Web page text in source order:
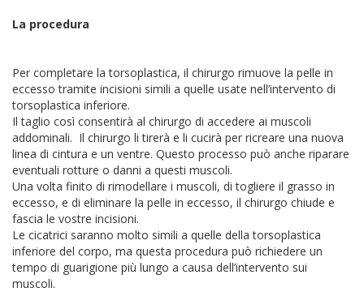
La procedura
Per completare la torsoplastica, il chirurgo rimuove la pelle in
eccesso tramite incisioni simili a quelle usate nell’intervento di
torsoplastica inferiore.
Il taglio così consentirà al chirurgo di accedere ai muscoli
addominali. Il chirurgo li tirerà e li cucirà per ricreare una nuova
linea di cintura e un ventre. Questo processo può anche riparare
eventuali rotture o danni a questi muscoli.
Una volta finito di rimodellare i muscoli, di togliere il grasso in
eccesso, e di eliminare la pelle in eccesso, il chirurgo chiude e
fascia le vostre incisioni.
Le cicatrici saranno molto simili a quelle della torsoplastica
inferiore del corpo, ma questa procedura può richiedere un
tempo di guarigione più lungo a causa dell’intervento sui
muscoli.